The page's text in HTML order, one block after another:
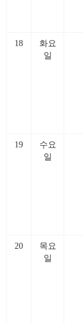
18
화요
일
19
수요
일
20
목요
일